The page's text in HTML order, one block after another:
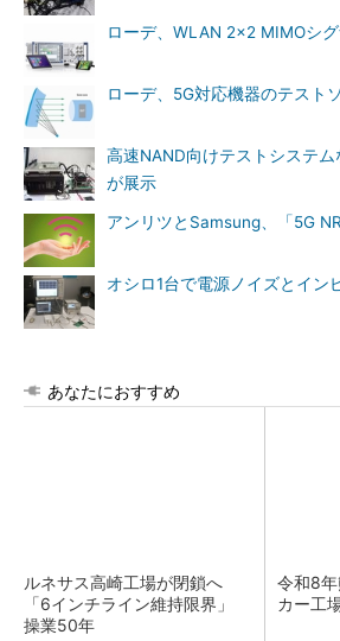
ローデ、WLAN 2×2 MIMOシ
ローデ、5G対応機器のテスト
高速NAND向けテストシステ
が展示
アンリツとSamsung、「5G
オシロ1台で電源ノイズとイン
あなたにおすすめ
ルネサス高崎工場が閉鎖へ
「6インチライン維持限界」
操業50年
令和8
カー工